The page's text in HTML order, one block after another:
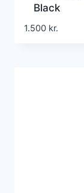
Black
1.500 kr.